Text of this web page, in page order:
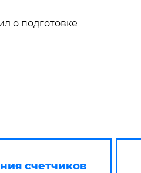
о подготовке
счетчиков